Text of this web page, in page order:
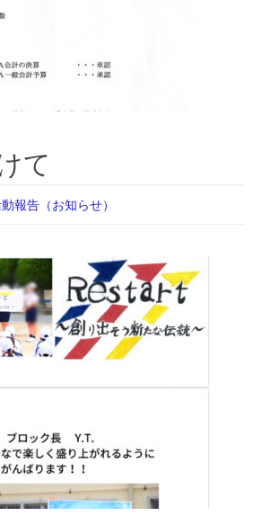
て
報告（お知らせ）